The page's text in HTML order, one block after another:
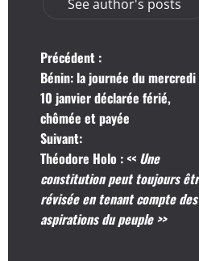
See author's posts
N
a
v
i
g
a
Précédent :
Bénin: la journée du mercredi
10 janvier déclarée férié,
chômée et payée
Suivant:
Théodore Holo : << Une
constitution peut toujours
révisée en tenant compte des
aspirations du peuple >>